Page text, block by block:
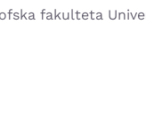
fakulteta